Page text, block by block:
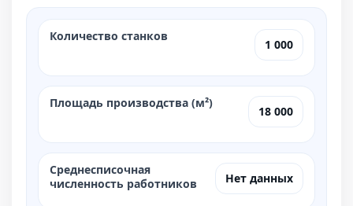
Количество станков
1 000
Площадь производства (м²)
18 000
Среднесписочная
численность работников
Нет данных